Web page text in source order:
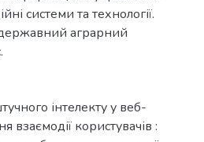
системи та технології.
аграрний
інтелекту у веб-
взаємодії користувачів :